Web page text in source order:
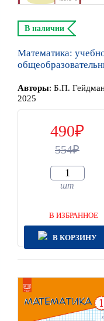
В наличии
Математика:
Авторы: Б.П.
2025
490
554
шт
В ИЗБРАННОЕ
В КОРЗИНУ